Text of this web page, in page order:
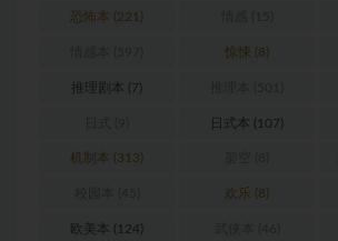
恐怖本 (221)
惊悚 (8)
推理剧本 (7)
日式本 (107)
机制本 (313)
欢乐 (8)
欧美本 (124)